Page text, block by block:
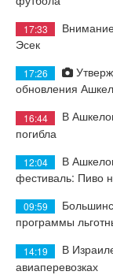
17:33
Эсек
17:26
обновления
16:44
В
погибла
12:04
В
фестиваль: Пиво
09:59
программы
14:19
В
авиаперевозках